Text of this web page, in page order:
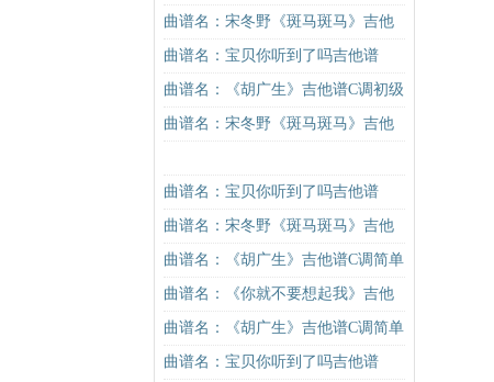
曲谱名：宋冬野《斑马斑马》吉他
谱G调初级进阶版（酷音小伟吉他教
学）吉他谱
曲谱名：宝贝你听到了吗吉他谱
曲谱名：《胡广生》吉他谱C调初级
进阶版（酷音小伟吉他弹唱教学）
曲谱名：宋冬野《斑马斑马》吉他
吉他谱
曲谱名：宝贝你听到了吗吉他谱
曲谱名：宋冬野《斑马斑马》吉他
谱G调初级进阶版（酷音小伟吉他教
学）吉他谱
曲谱名：《胡广生》吉他谱C调简单
版（酷音小伟吉他弹唱教学）吉他
谱
曲谱名：《你就不要想起我》吉他
谱C调简单版吉他谱
曲谱名：《胡广生》吉他谱C调简单
版（酷音小伟吉他弹唱教学）吉他
曲谱名：宝贝你听到了吗吉他谱